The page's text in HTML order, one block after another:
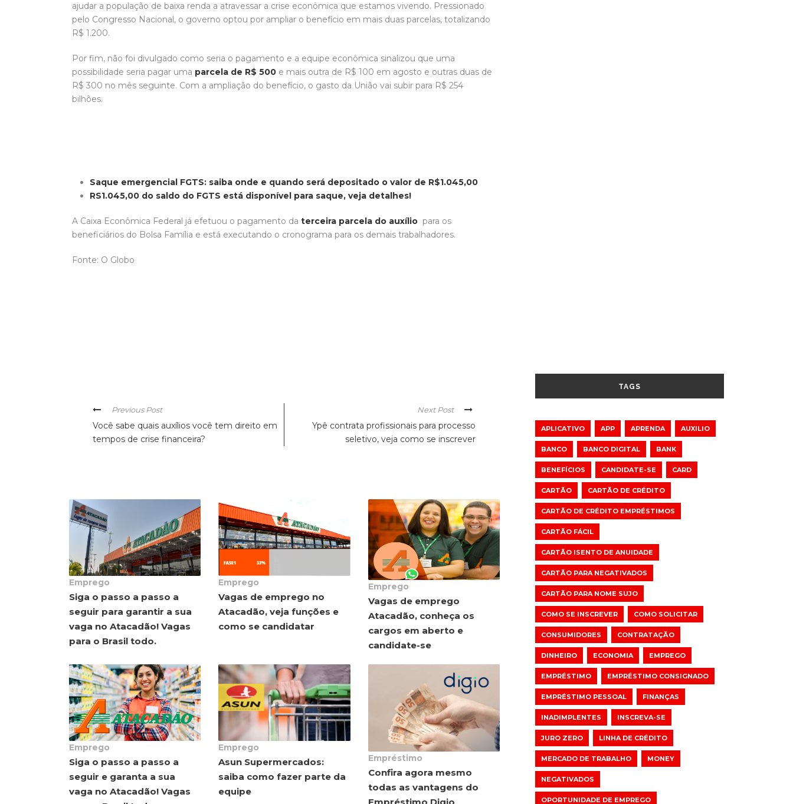
ajudar a população de baixa renda a atravessar a crise econômica que estamos vivendo. Pressionado
pelo Congresso Nacional, o governo optou por ampliar o benefício em mais duas parcelas, totalizando
R$ 1.200.
Por fim, não foi divulgado como seria o pagamento e a equipe econômica sinalizou que uma
possibilidade seria pagar uma parcela de R$ 500 e mais outra de R$ 100 em agosto e outras duas de
R$ 300 no mês seguinte. Com a ampliação do benefício, o gasto da União vai subir para R$ 254
bilhões.
Saque emergencial FGTS: saiba onde e quando será depositado o valor de R$1.045,00
RS1.045,00 do saldo do FGTS está disponível para saque, veja detalhes!
A Caixa Econômica Federal já efetuou o pagamento da terceira parcela do auxílio para os
beneficiários do Bolsa Família e está executando o cronograma para os demais trabalhadores.
Fonte: O Globo
Previous Post
Você sabe quais auxílios você tem direito em
tempos de crise financeira?
Next Post
Ypê contrata profissionais para processo
seletivo, veja como se inscrever
Emprego
Siga o passo a passo a
seguir para garantir a sua
vaga no Atacadão! Vagas
para o Brasil todo.
Emprego
Vagas de emprego no
Atacadão, veja funções e
como se candidatar
Emprego
Vagas de emprego
Atacadão, conheça os
cargos em aberto e
candidate-se
Emprego
Siga o passo a passo a
seguir e garanta a sua
vaga no Atacadão! Vagas
Emprego
Asun Supermercados:
saiba como fazer parte da
equipe
Empréstimo
Confira agora mesmo
todas as vantagens do
TAGS
APLICATIVO APP APRENDA AUXILIO
BANCO BANCO DIGITAL BANK
BENEFÍCIOS CANDIDATE-SE CARD
CARTÃO CARTÃO DE CRÉDITO
CARTÃO DE CRÉDITO EMPRÉSTIMOS
CARTÃO FÁCIL
CARTÃO ISENTO DE ANUIDADE
CARTÃO PARA NEGATIVADOS
CARTÃO PARA NOME SUJO
COMO SE INSCREVER COMO SOLICITAR
CONSUMIDORES CONTRATAÇÃO
DINHEIRO ECONOMIA EMPREGO
EMPRÉSTIMO EMPRÉSTIMO CONSIGNADO
EMPRÉSTIMO PESSOAL FINANÇAS
INADIMPLENTES INSCREVA-SE
JURO ZERO LINHA DE CRÉDITO
MERCADO DE TRABALHO MONEY
NEGATIVADOS
OPORTUNIDADE DE EMPREGO